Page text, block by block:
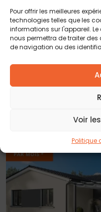
Pour offrir les meilleures
technologies telles que les
informations sur l'appareil.
nous permettra de traiter
de navigation ou des
Voir
Politique
(modèle Kiwano) avec :
3 chambres
Une salle de bain
Clim réversible
Ce modèle de maison
réglementations
de faire d’importantes
En savoir plus –